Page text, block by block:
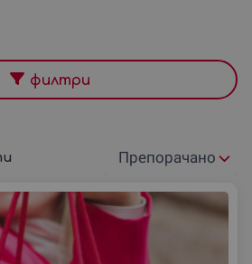
ги нашитеразновидни
подароци
пар.
филтри
Подреди
според: